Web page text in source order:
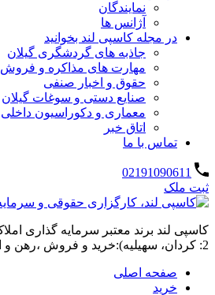
نمایندگان
آژانس ها
در مجله کاسپی لند بخوانید
جاذبه های گردشگری گیلان
مهارت های مذاکره و فروش
حقوق و اخبار صنفی
صنایع دستی و سوغات گیلان
معماری و دکوراسیون داخلی
اتاق خبر
تماس با ما
02191090611
ثبت ملک
2: کردان، سهیلیه):خرید و فروش ،رهن و اجاره
صفحه اصلی
خرید